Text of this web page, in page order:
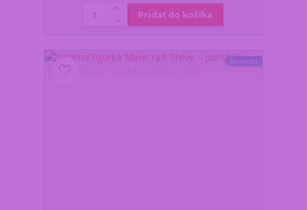
Pridať do košíka
Novinka